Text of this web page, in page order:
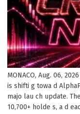
MONACO, Aug. 06,
is shifti g towa d
majo lau ch update.
10,700+ holde s, a d